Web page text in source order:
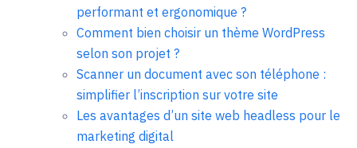
performant et ergonomique ?
Comment bien choisir un thème WordPress
selon son projet ?
Scanner un document avec son téléphone :
simplifier l’inscription sur votre site
Les avantages d’un site web headless pour le
marketing digital